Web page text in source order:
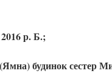
р. Б.;
(Ямна)